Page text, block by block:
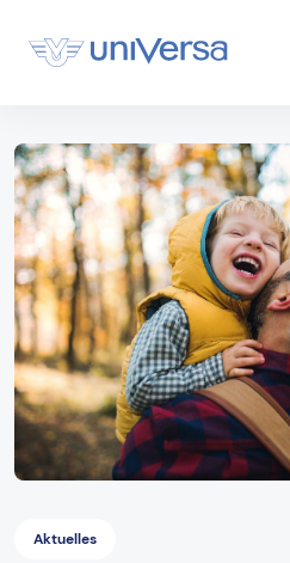
Aktuelles